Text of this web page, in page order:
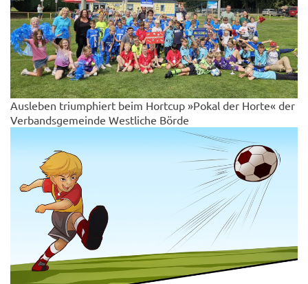
Ausleben triumphiert beim Hortcup »Pokal der Horte« der
Verbandsgemeinde Westliche Börde